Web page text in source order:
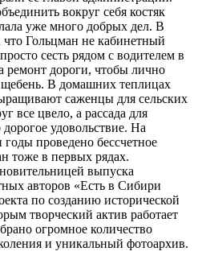
вокруг себя костяк
уже много добрых дел. В
что Гольцман не кабинетный
сесть рядом с водителем в
ремонт дороги, чтобы лично
В домашних теплицах
саженцы для сельских
все цвело, а рассада для
удовольствие. На
годы проведено бессчетное
тоже в первых рядах.
выпуска
авторов «Есть в Сибири
по созданию исторической
творческий актив работает
огромное количество
и уникальный фотоархив.